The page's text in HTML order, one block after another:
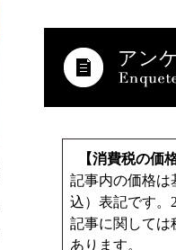
アン
【消費税の価
記事内の価格は
込）表記です。
記事に関しては
あります。